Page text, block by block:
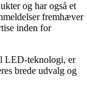
og har også et
fremhæver
inden for
LED-teknologi, er
brede udvalg og